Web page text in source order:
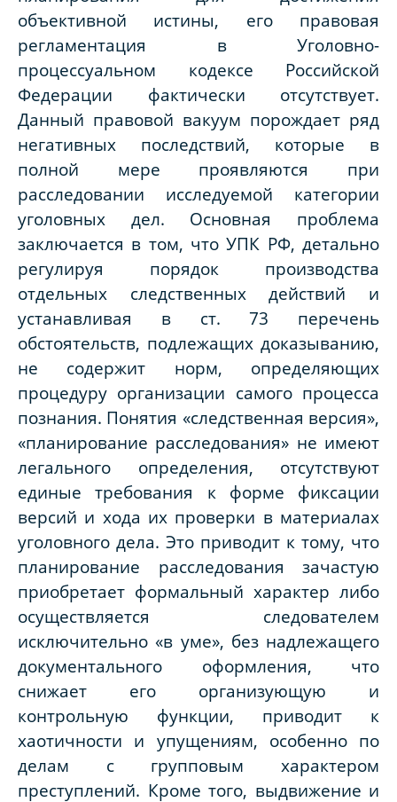
объективной истины, его правовая
регламентация в Уголовно-
процессуальном кодексе Российской
Федерации фактически отсутствует.
Данный правовой вакуум порождает ряд
негативных последствий, которые в
полной мере проявляются при
расследовании исследуемой категории
уголовных дел. Основная проблема
заключается в том, что УПК РФ, детально
регулируя порядок производства
отдельных следственных действий и
устанавливая в ст. 73 перечень
обстоятельств, подлежащих доказыванию,
не содержит норм, определяющих
процедуру организации самого процесса
познания. Понятия «следственная версия»,
«планирование расследования» не имеют
легального определения, отсутствуют
единые требования к форме фиксации
версий и хода их проверки в материалах
уголовного дела. Это приводит к тому, что
планирование расследования зачастую
приобретает формальный характер либо
осуществляется следователем
исключительно «в уме», без надлежащего
документального оформления, что
снижает его организующую и
контрольную функции, приводит к
хаотичности и упущениям, особенно по
делам с групповым характером
преступлений. Кроме того, выдвижение и